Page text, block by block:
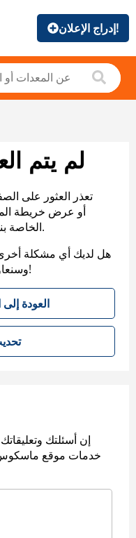
إدراج الإعلان!
لم يتم
تعذر العثور على
الخاصة بنا لمساعدتك في العثور على ما تريد.
هل لديك أي مشكلة
وسنعاود التواصل معك. شكرًا على صبرك!
العودة
تحديث الصفحة
إن أسئلتك
خدمات موقع ماسكوس.